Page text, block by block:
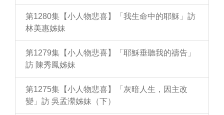
第1280集【小人物悲喜】「我生命中的耶穌」訪
林美惠姊妹
第1279集【小人物悲喜】「耶穌垂聽我的禱告」
訪 陳秀鳳姊妹
第1275集【小人物悲喜】「灰暗人生，因主改
變」訪 吳孟瀠姊妹（下）